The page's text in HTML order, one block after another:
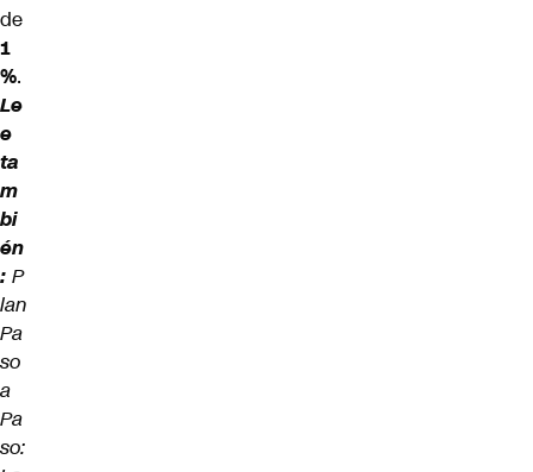
de
1
%.
Le
e
ta
m
bi
én
: P
lan
Pa
so
a
Pa
so: